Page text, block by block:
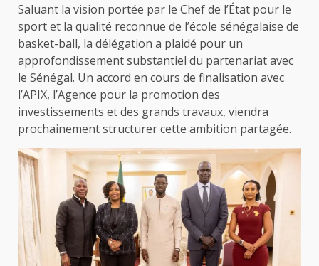
Saluant la vision portée par le Chef de l’État pour le
sport et la qualité reconnue de l’école sénégalaise de
basket-ball, la délégation a plaidé pour un
approfondissement substantiel du partenariat avec
le Sénégal. Un accord en cours de finalisation avec
l’APIX, l’Agence pour la promotion des
investissements et des grands travaux, viendra
prochainement structurer cette ambition partagée.